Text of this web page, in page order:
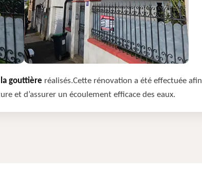
gouttière réalisés.Cette rénovation a été effectuée afin
et d’assurer un écoulement efficace des eaux.